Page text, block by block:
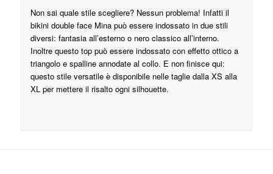
Non sai quale stile scegliere? Nessun problema! Infatti il
bikini double face Mina può essere indossato in due stili
diversi: fantasia all’esterno o nero classico all’interno.
Inoltre questo top può essere indossato con effetto ottico a
triangolo e spalline annodate al collo. E non finisce qui:
questo stile versatile è disponibile nelle taglie dalla XS alla
XL per mettere il risalto ogni silhouette.